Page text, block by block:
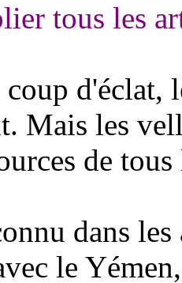
tous les
d'éclat,
Mais les
de
dans
le